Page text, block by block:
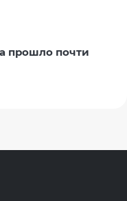
прошло почти